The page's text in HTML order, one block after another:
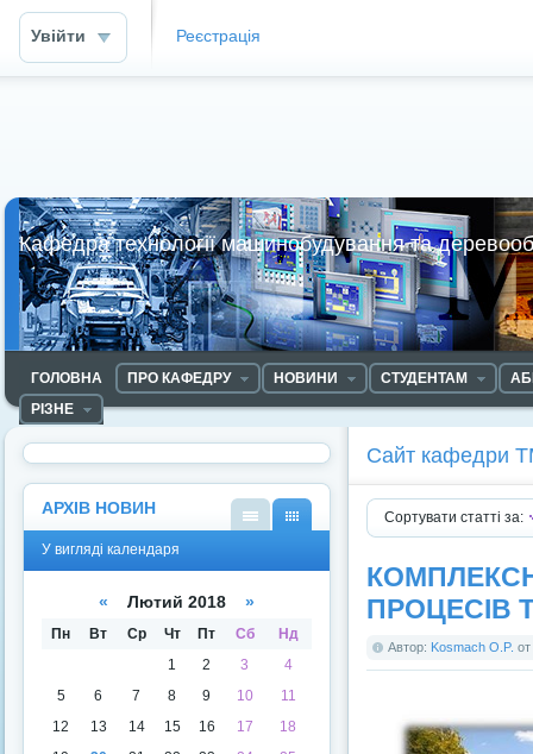
Увійти Реєстрація
Кафедра технології машинобудування та
ГОЛОВНА ПРО КАФЕДРУ НОВИНИ СТУДЕНТАМ
РІЗНЕ
Сайт кафедри
Сортувати статті за:
ПРОЦЕСІВ
Автор: Kosmach O.P. от
АРХІВ НОВИН
ді
ді
У вигляді календаря
« Лютий 2018 »
Пн Вт Ср Чт Пт Сб
Нд
1
2 3
4
5
6 7 8 9 10
11
12
13 14 15 16 17
18